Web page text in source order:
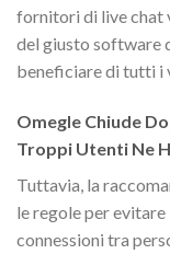
fornitori di live chat
del giusto software
beneficiare di tutti i
Omegle Chiude
Troppi Utenti Ne
Tuttavia, la
le regole per
connessioni tra